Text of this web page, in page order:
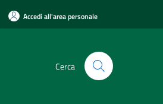
Accedi all'area personale
Cerca